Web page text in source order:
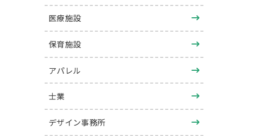
医療施設
保育施設
アパレル
士業
デザイン事務所